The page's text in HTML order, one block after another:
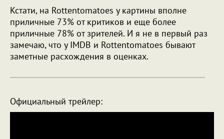
Кстати, на Rottentomatoes у картины вполне
приличные 73% от критиков и еще более
приличные 78% от зрителей. И я не в первый раз
замечаю, что у IMDB и Rottentomatoes бывают
заметные расхождения в оценках.
Официальный трейлер: